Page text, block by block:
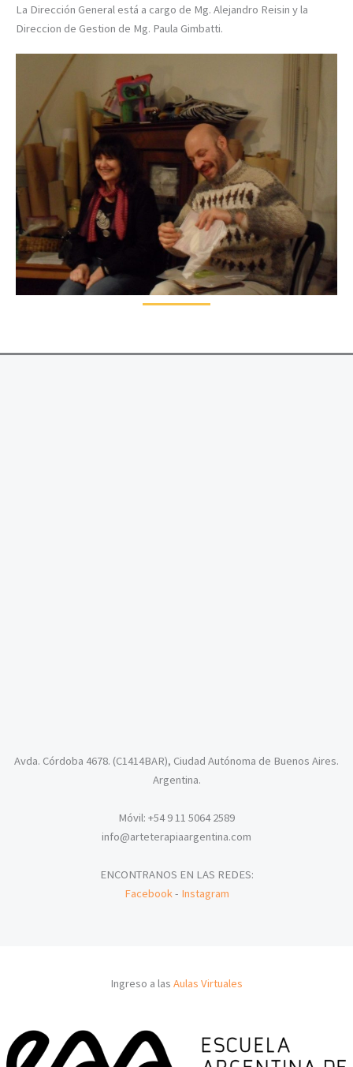
La Dirección General está a cargo de Mg. Alejandro Reisin y la
Direccion de Gestion de Mg. Paula Gimbatti.
Avda. Córdoba 4678. (C1414BAR), Ciudad Autónoma de Buenos Aires.
Argentina.
Móvil: +54 9 11 5064 2589
info@arteterapiaargentina.com
ENCONTRANOS EN LAS REDES:
Facebook- Instagram
Ingreso a las Aulas Virtuales